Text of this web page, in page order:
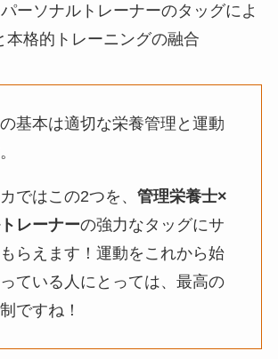
ーソナルトレーナーのタッグによ
本格的トレーニングの融合
基本は適切な栄養管理と運動
ではこの2つを、 管理栄養士×
レーナーの強力なタッグにサ
らえます！運動をこれから始
ている人にとっては、最高の
ですね！